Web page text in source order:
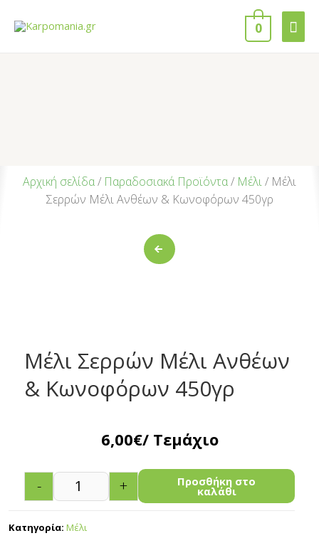
0
Αρχική σελίδα/ Παραδοσιακά Προϊόντα/ Μέλι/ Μέλι
Σερρών Μέλι Ανθέων & Κωνοφόρων 450γρ
Μέλι Σερρών Μέλι Ανθέων
& Κωνοφόρων 450γρ
6,00€/ Τεμάχιο
- + Προσθήκη στο
καλάθι
Κατηγορία: Μέλι